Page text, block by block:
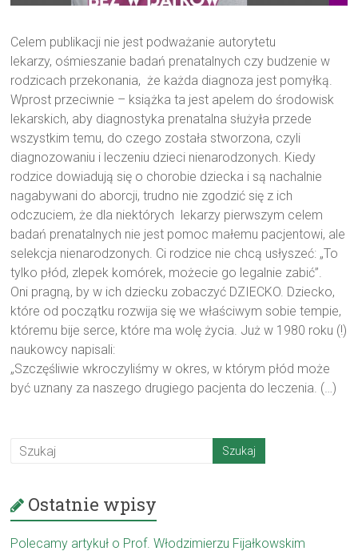
Celem publikacji nie jest podważanie autorytetu
lekarzy, ośmieszanie badań prenatalnych czy budzenie w
rodzicach przekonania, że każda diagnoza jest pomyłką.
Wprost przeciwnie – książka ta jest apelem do środowisk
lekarskich, aby diagnostyka prenatalna służyła przede
wszystkim temu, do czego została stworzona, czyli
diagnozowaniu i leczeniu dzieci nienarodzonych. Kiedy
rodzice dowiadują się o chorobie dziecka i są nachalnie
nagabywani do aborcji, trudno nie zgodzić się z ich
odczuciem, że dla niektórych lekarzy pierwszym celem
badań prenatalnych nie jest pomoc małemu pacjentowi, ale
selekcja nienarodzonych. Ci rodzice nie chcą usłyszeć: „To
tylko płód, zlepek komórek, możecie go legalnie zabić”.
Oni pragną, by w ich dziecku zobaczyć DZIECKO. Dziecko,
które od początku rozwija się we właściwym sobie tempie,
któremu bije serce, które ma wolę życia. Już w 1980 roku (!)
naukowcy napisali:
„Szczęśliwie wkroczyliśmy w okres, w którym płód może
być uznany za naszego drugiego pacjenta do leczenia. (…)
Ostatnie wpisy
Polecamy artykuł o Prof. Włodzimierzu Fijałkowskim